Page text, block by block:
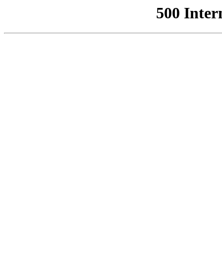
500